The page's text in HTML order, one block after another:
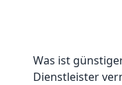
Was ist
Dienstleister